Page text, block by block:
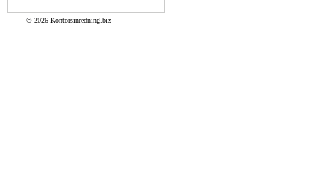
© 2026 Kontorsinredning.biz